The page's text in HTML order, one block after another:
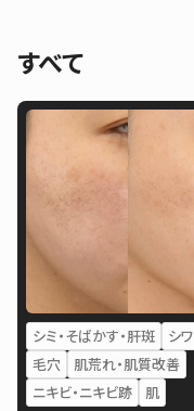
すべて
シミ・そばかす・肝斑
シワ
毛穴
肌荒れ・肌質改善
ニキビ・ニキビ跡
肌